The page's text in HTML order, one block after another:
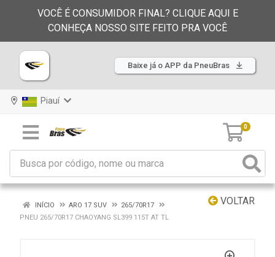
VOCÊ É CONSUMIDOR FINAL? CLIQUE AQUI E
CONHEÇA NOSSO SITE FEITO PRA VOCÊ
Baixe já o APP da PneuBras
Piauí
0
VOLTAR
INÍCIO ARO 17 SUV
265/70R17
PNEU 265/70R17 CHAOYANG SL399 115T AT TL